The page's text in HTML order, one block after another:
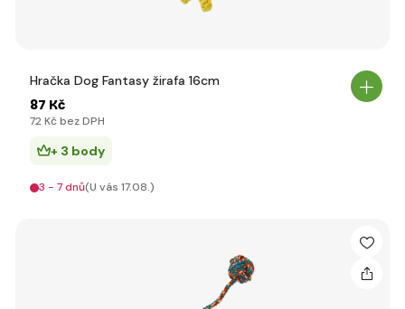
Hračka Dog Fantasy žirafa 16cm
87 Kč
72 Kč bez DPH
+ 3 body
3 - 7 dnů(U vás 17.08.)